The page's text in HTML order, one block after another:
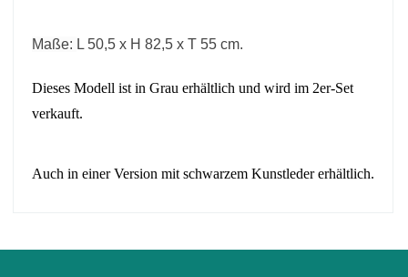
Maße: L 50,5 x H 82,5 x T 55 cm.
Dieses Modell ist in Grau erhältlich und wird im 2er-Set
verkauft.
Auch in einer Version mit schwarzem Kunstleder erhältlich.